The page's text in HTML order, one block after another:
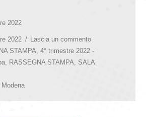
2022
2022
Lascia un commento
STAMPA, 4° trimestre 2022 -
, RASSEGNA STAMPA, SALA